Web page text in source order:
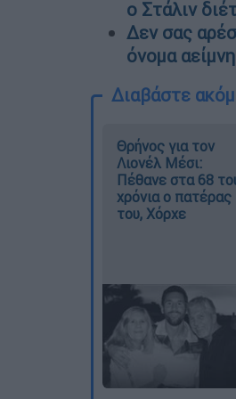
ο Στάλιν
Δεν σας
όνομα
Διαβάστε
Θρήνος για τον
Λιονέλ Μέσι:
Πέθανε στα 68
χρόνια ο πατέρας
του, Χόρχε